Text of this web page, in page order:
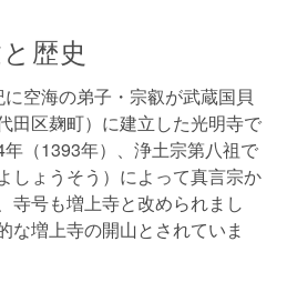
歴史
空海の弟子・宗叡が武蔵国貝
田区麹町）に建立した光明寺で
（1393年）、浄土宗第八祖で
しょうそう）によって真言宗か
寺号も増上寺と改められまし
な増上寺の開山とされていま